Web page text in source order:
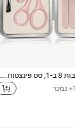
ערכת טיפוח גבות 8 ב-1, סט פינצטות מדויקות לשיער הפנים עם מספרי גבות, סכין גילוח פנים, מברשת גבות ותיק אחסון נייד, כלי טיפוח להסרת שיער יומית לנשים